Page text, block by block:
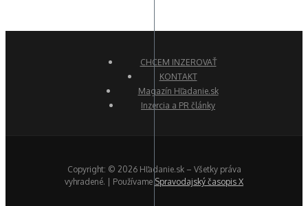
CHCEM INZEROVAŤ
KONTAKT
Magazín Hľadanie.sk
Inzercia a PR články
Copyright: © 2026 Hľadanie.sk – Všetky práva
vyhradené. | Používame Spravodajský časopis X